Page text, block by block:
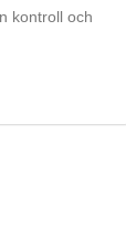
kontroll och